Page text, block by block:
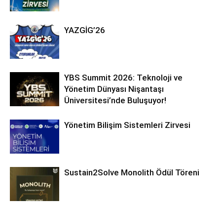
YAZGİG’26
YBS Summit 2026: Teknoloji ve
Yönetim Dünyası Nişantaşı
Üniversitesi’nde Buluşuyor!
Yönetim Bilişim Sistemleri Zirvesi
Sustain2Solve Monolith Ödül Töreni